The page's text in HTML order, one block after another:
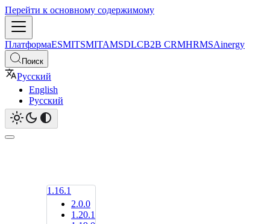
Перейти к основному содержимому
ПлатформаESMITSMITAMSDLCB2B CRMHRMSAinergy
Поиск
Русский
English
Русский
1.16.1
2.0.0
1.20.1